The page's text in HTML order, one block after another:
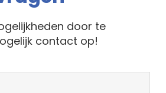
door te
contact op!